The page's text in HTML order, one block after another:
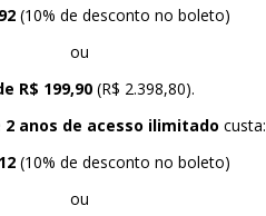
(10% de desconto no boleto)
ou
R$ 199,90 (R$ 2.398,80).
2 anos de acesso ilimitado custa:
(10% de desconto no boleto)
ou